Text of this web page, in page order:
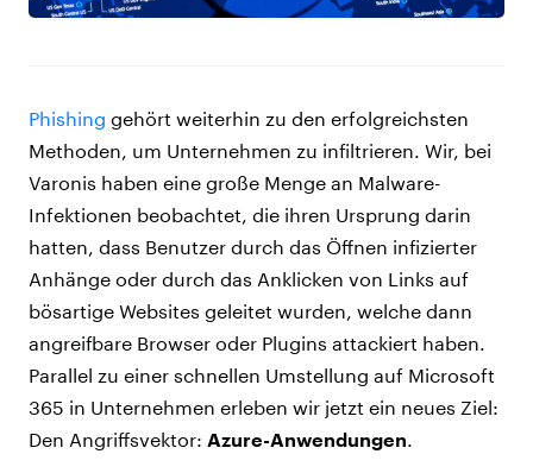
Phishing gehört weiterhin zu den erfolgreichsten
Methoden, um Unternehmen zu infiltrieren. Wir, bei
Varonis haben eine große Menge an Malware-
Infektionen beobachtet, die ihren Ursprung darin
hatten, dass Benutzer durch das Öffnen infizierter
Anhänge oder durch das Anklicken von Links auf
bösartige Websites geleitet wurden, welche dann
angreifbare Browser oder Plugins attackiert haben.
Parallel zu einer schnellen Umstellung auf Microsoft
365 in Unternehmen erleben wir jetzt ein neues Ziel:
Den Angriffsvektor: Azure-Anwendungen.